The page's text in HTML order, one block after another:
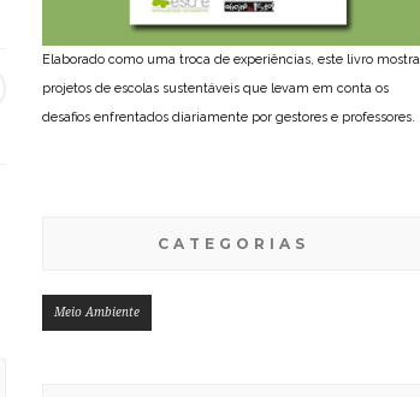
Elaborado como uma troca de experiências, este livro mostra
projetos de escolas sustentáveis que levam em conta os
desafios enfrentados diariamente por gestores e professores.
CATEGORIAS
Meio Ambiente